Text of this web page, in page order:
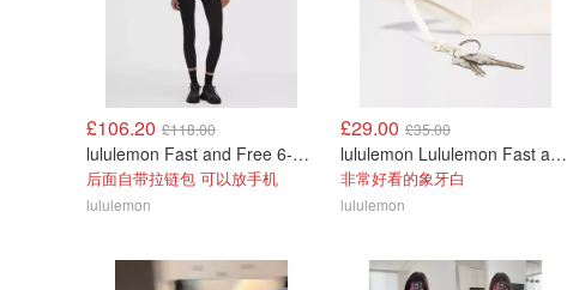
£106.20 £118.00
lululemon Fast and Free 6-Pocket 高腰紧身裤 25英寸
后面自带拉链包 可以放手机
lululemon
£29.00 £35.00
lululemon Lululemon Fast and Free 跑步腰包
非常好看的象牙白
lululemon